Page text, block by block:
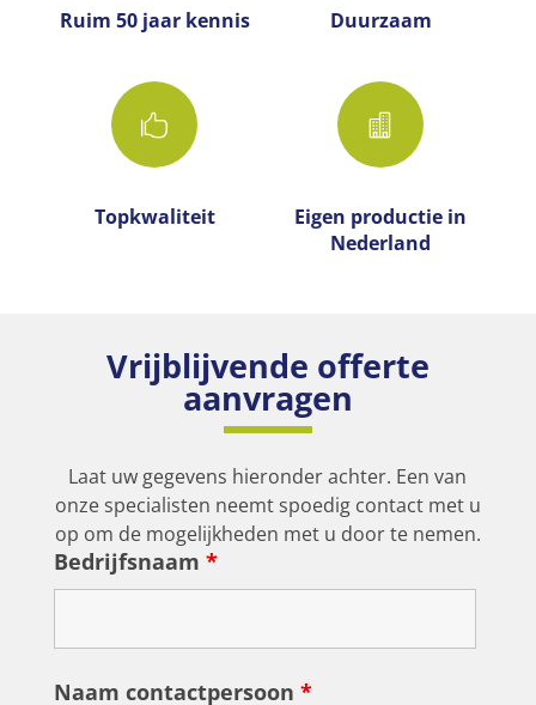
Ruim 50 jaar kennis Duurzaam

Topkwaliteit

Eigen productie­ in
Nederland
Vrijblijvende offerte
aanvragen
Laat uw gegevens hieronder achter. Een van
onze specialisten neemt spoedig contact met u
op om de mogelijkheden met u door te nemen.
Bedrijfsnaam *
Naam contactpersoon *